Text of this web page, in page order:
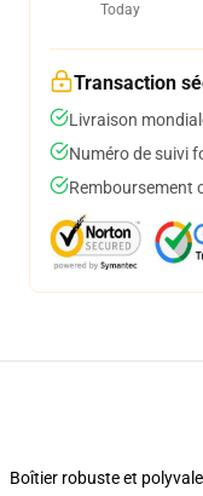
Today
Transaction
Livraison
Numéro de suivi
Remboursement
Boîtier robuste et